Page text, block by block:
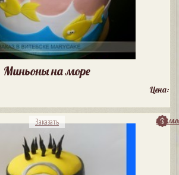
Миньоны на море
Цена:
Заказать